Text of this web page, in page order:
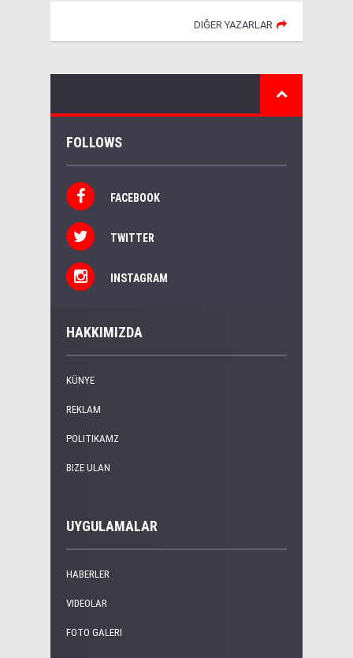
DIĞER YAZARLAR
FOLLOWS
FACEBOOK
TWITTER
INSTAGRAM
HAKKIMIZDA
KÜNYE
REKLAM
POLITIKAMZ
BIZE ULAN
UYGULAMALAR
HABERLER
VIDEOLAR
FOTO GALERI